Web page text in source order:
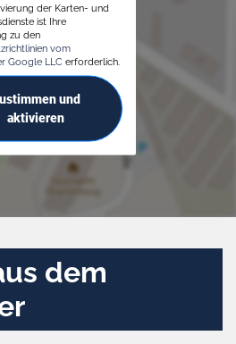
der Karten- und
ist Ihre
zu den
vom
Google LLC erforderlich.
und
aktivieren
dem